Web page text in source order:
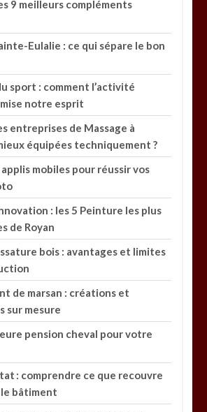
9 meilleurs compléments
Eulalie : ce qui sépare le bon
sport : comment l’activité
notre esprit
entreprises de Massage à
équipées techniquement ?
mobiles pour réussir vos
: les 5 Peinture les plus
de Royan
bois : avantages et limites
de marsan : créations et
sur mesure
pension cheval pour votre
: comprendre ce que recouvre
bâtiment